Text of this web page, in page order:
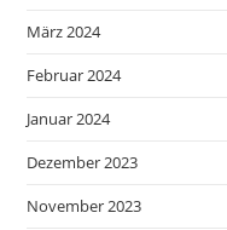
März 2024
Februar 2024
Januar 2024
Dezember 2023
November 2023